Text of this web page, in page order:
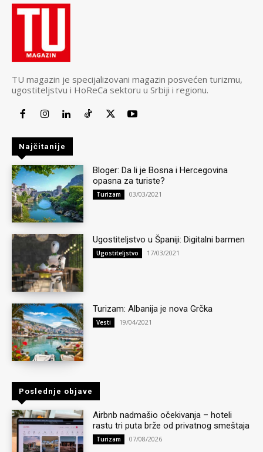
TU magazin je specijalizovani magazin posvećen turizmu,
ugostiteljstvu i HoReCa sektoru u Srbiji i regionu.
Najčitanije
Bloger: Da li je Bosna i Hercegovina
opasna za turiste?
Turizam 03/03/2021
Ugostiteljstvo u Španiji: Digitalni barmen
Ugostiteljstvo 17/03/2021
Turizam: Albanija je nova Grčka
Vesti 19/04/2021
Poslednje objave
Airbnb nadmašio očekivanja – hoteli
rastu tri puta brže od privatnog smeštaja
Turizam 07/08/2026